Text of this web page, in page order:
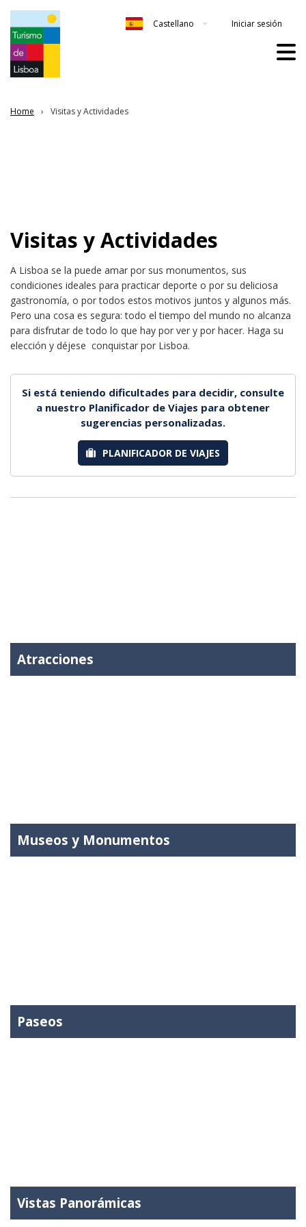
Castellano Iniciar sesión
Home Visitas y Actividades
Visitas y Actividades
A Lisboa se la puede amar por sus monumentos, sus
condiciones ideales para practicar deporte o por su deliciosa
gastronomía, o por todos estos motivos juntos y algunos más.
Pero una cosa es segura: todo el tiempo del mundo no alcanza
para disfrutar de todo lo que hay por ver y por hacer. Haga su
elección y déjese conquistar por Lisboa.
Si está teniendo dificultades para decidir, consulte
a nuestro Planificador de Viajes para obtener
sugerencias personalizadas.
PLANIFICADOR DE VIAJES
Atracciones
Museos y Monumentos
Paseos
Vistas Panorámicas